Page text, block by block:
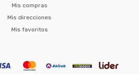
Mis compras
Mis direcciones
Mis favoritos